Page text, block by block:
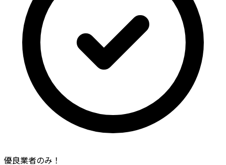
優良業者のみ！